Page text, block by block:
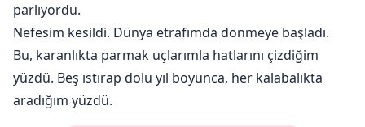
parlıyordu.
Nefesim kesildi. Dünya etrafımda dönmeye başladı.
Bu, karanlıkta parmak uçlarımla hatlarını çizdiğim
yüzdü. Beş ıstırap dolu yıl boyunca, her kalabalıkta
aradığım yüzdü.